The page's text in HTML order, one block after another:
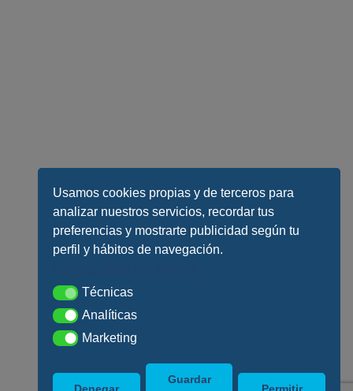
Usamos cookies propias y de terceros para
analizar nuestros servicios, recordar tus
preferencias y mostrarte publicidad según tu
perfil y hábitos de navegación.
TécnicasTécnicas
AnalíticasAnalíticas
MarketingMarketing
Guardar